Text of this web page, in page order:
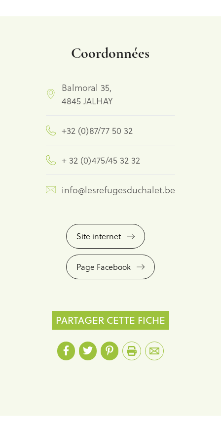
Coordonnées
Balmoral 35,
4845 JALHAY
+32 (0)87/77 50 32
+ 32 (0)475/45 32 32
info@lesrefugesduchalet.be
Site internet
Page Facebook
PARTAGER CETTE FICHE